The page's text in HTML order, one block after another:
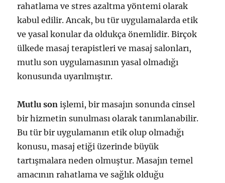
rahatlama ve stres azaltma yöntemi olarak
kabul edilir. Ancak, bu tür uygulamalarda etik
ve yasal konular da oldukça önemlidir. Birçok
ülkede masaj terapistleri ve masaj salonları,
mutlu son uygulamasının yasal olmadığı
konusunda uyarılmıştır.
Mutlu son işlemi, bir masajın sonunda cinsel
bir hizmetin sunulması olarak tanımlanabilir.
Bu tür bir uygulamanın etik olup olmadığı
konusu, masaj etiği üzerinde büyük
tartışmalara neden olmuştur. Masajın temel
amacının rahatlama ve sağlık olduğu